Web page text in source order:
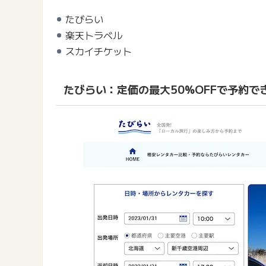
たびらい
楽天トラベル
スカイチケット
たびらい：定価の最大50%OFFで予約で